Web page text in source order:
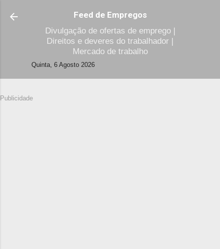
Avançar para o conteúdo principal
Feed de Empregos
Divulgação de ofertas de emprego |
Direitos e deveres do trabalhador |
Mercado de trabalho
Quinta, 6 Agosto 2026
Publicidade